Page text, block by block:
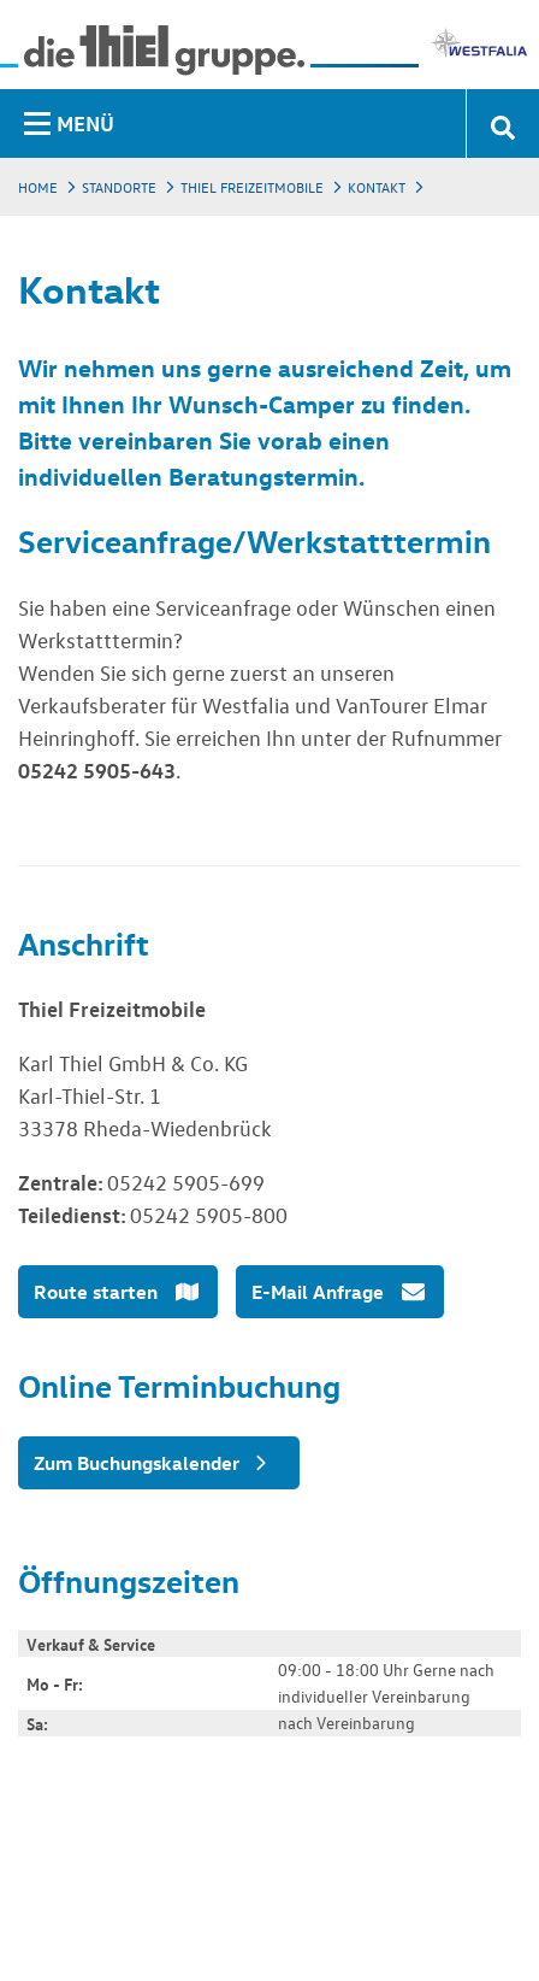
MENÜ
HOME STANDORTE THIEL FREIZEITMOBILE KONTAKT
Kontakt
Wir nehmen uns gerne ausreichend Zeit, um
mit Ihnen Ihr Wunsch-Camper zu finden.
Bitte vereinbaren Sie vorab einen
individuellen Beratungstermin.
Serviceanfrage/Werkstatttermin
Sie haben eine Serviceanfrage oder Wünschen einen
Werkstatttermin?
Wenden Sie sich gerne zuerst an unseren
Verkaufsberater für Westfalia und VanTourer Elmar
Heinringhoff. Sie erreichen Ihn unter der Rufnummer
05242 5905-643.
Anschrift
Thiel Freizeitmobile
Karl Thiel GmbH & Co. KG
Karl-Thiel-Str. 1
33378 Rheda-Wiedenbrück
Zentrale:05242 5905-699
Teiledienst:05242 5905-800
Route starten E-Mail Anfrage
Online Terminbuchung
Zum Buchungskalender
Öffnungszeiten
Verkauf & Service
Mo - Fr:
09:00 - 18:00 Uhr Gerne nach
individueller Vereinbarung
Sa: nach Vereinbarung